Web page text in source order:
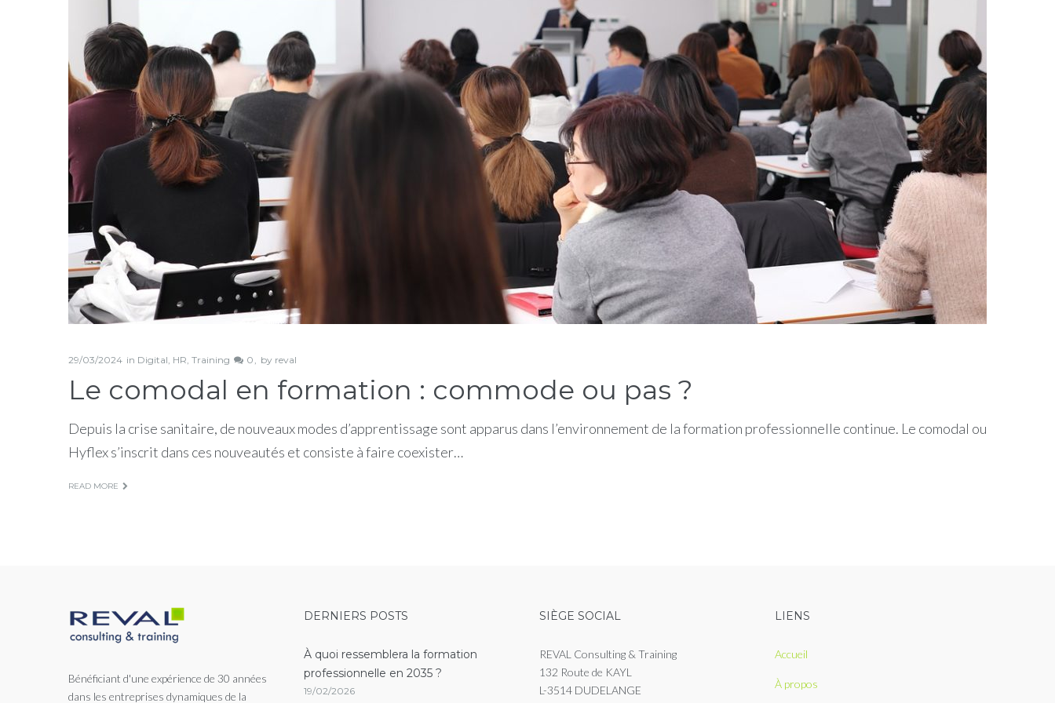
29/03/2024 in Digital, HR, Training 0 by reval
Le comodal en formation : commode ou pas ?
Depuis la crise sanitaire, de nouveaux modes d’apprentissage sont apparus dans l’environnement de la formation professionnelle continue. Le comodal ou
Hyflex s’inscrit dans ces nouveautés et consiste à faire coexister…
READ MORE
Bénéficiant d'une expérience de 30 années
dans les entreprises dynamiques de la
DERNIERS POSTS
À quoi ressemblera la formation
professionnelle en 2035 ?
19/02/2026
SIÈGE SOCIAL
REVAL Consulting & Training
132 Route de KAYL
L-3514 DUDELANGE
LIENS
Accueil
À propos